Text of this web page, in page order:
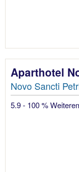
Aparthotel
Novo Sancti
5.9 - 100 %